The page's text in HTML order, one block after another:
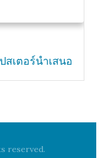
เตอร์นำเสนอ
reserved.